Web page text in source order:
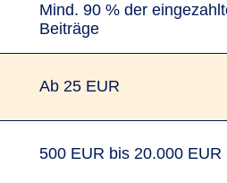
Mind. 90 % der
Beiträge
Ab 25 EUR
500 EUR bis 20.000 EUR